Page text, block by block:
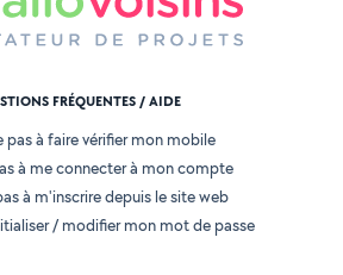
FRÉQUENTES / AIDE
pas à faire vérifier mon mobile
à me connecter à mon compte
à m'inscrire depuis le site web
/ modifier mon mot de passe